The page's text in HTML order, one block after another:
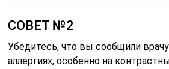
СОВЕТ №2
Убедитесь, что вы сообщили
аллергиях, особенно на